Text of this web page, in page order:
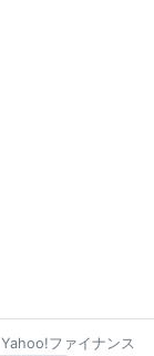
Yahoo!ファイナンス